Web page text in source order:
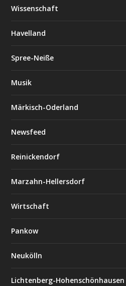
Wissenschaft
Havelland
Spree-Neiße
Musik
Märkisch-Oderland
Newsfeed
Reinickendorf
Marzahn-Hellersdorf
Wirtschaft
Pankow
Neukölln
Lichtenberg-Hohenschönhausen